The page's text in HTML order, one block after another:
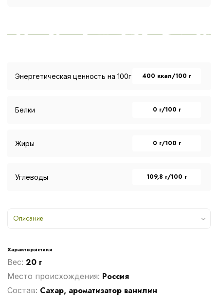
Энергетическая ценность на 100г 400 ккал/100 г
Белки 0 г/100 г
Жиры 0 г/100 г
Углеводы 109,8 г/100 г
Описание
Характеристики
Вес: 20 г
Место происхождения: Россия
Cостав: Сахар, ароматизатор ванилин